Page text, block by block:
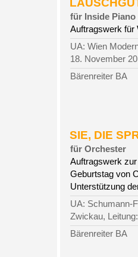
für Inside Piano
Auftragswerk für
UA: Wien
18. November
Bärenreiter BA
SIE, DIE
für Orchester
Auftragswerk
Geburtstag von
Unterstützung
UA: Schumann-
Zwickau,
Bärenreiter BA